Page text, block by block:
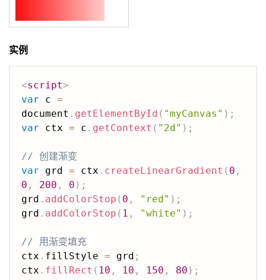
实例
<script>
var c =
document . getElementById ( "myCanvas" ) ;
var ctx = c . getContext ( "2d" ) ;
// 创建渐变
var grd = ctx . createLinearGradient ( 0 ,
0 , 200 , 0 ) ;
grd . addColorStop ( 0 , "red" ) ;
grd . addColorStop ( 1 , "white" ) ;
// 用渐变填充
ctx . fillStyle = grd ;
ctx . fillRect ( 10 , 10 , 150 , 80 ) ;